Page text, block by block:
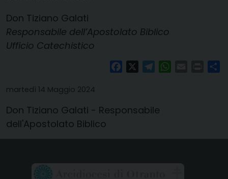
Don Tiziano Galati
Responsabile dell’Apostolato Biblico
Ufficio Catechistico
FacebookTelegramWhatsAppPrint
martedì 14 Maggio 2024
Don Tiziano Galati - Responsabile
dell'Apostolato Biblico